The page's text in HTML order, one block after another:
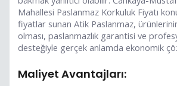
Mahallesi Paslanmaz Korkuluk Fiyatı
fiyatlar sunan Atik Paslanmaz,
olması, paslanmazlık garantisi ve
desteğiyle gerçek anlamda ekonomik
Maliyet Avantajları: